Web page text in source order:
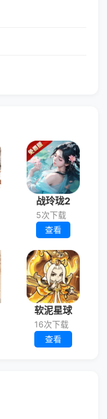
战玲珑2
5次下载
查看
软泥星球
16次下载
查看